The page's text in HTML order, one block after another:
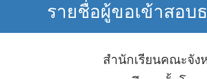
รายชื่อผู้ขอเข้าสอ
สำนักเรียนคณะจั